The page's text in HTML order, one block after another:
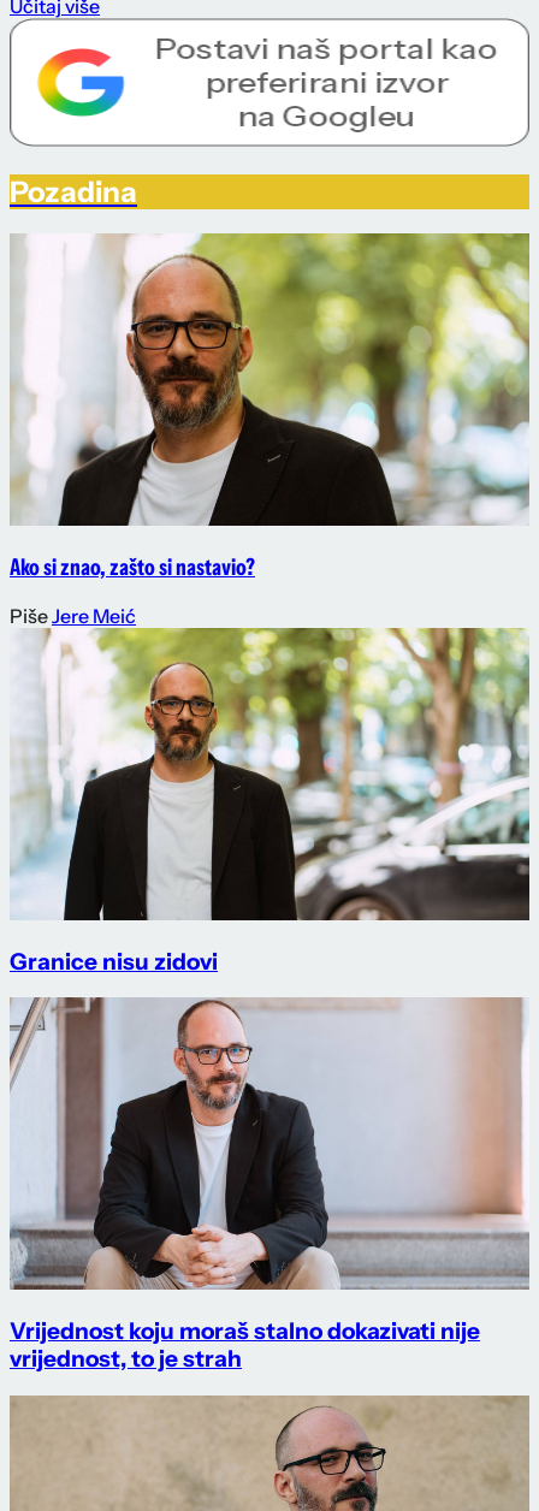
Učitaj više
Pozadina
Ako si znao, zašto si nastavio?
PišeJere Meić
Granice nisu zidovi
Vrijednost koju moraš stalno dokazivati nije
vrijednost, to je strah